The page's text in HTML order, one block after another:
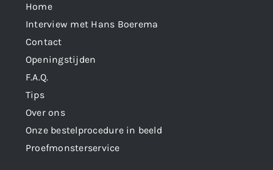
Home
Interview met Hans Boerema
Contact
Openingstijden
F.A.Q.
Tips
Over ons
Onze bestelprocedure in beeld
Proefmonsterservice